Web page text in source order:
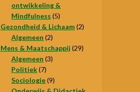
ontwikkeling &
Mindfulness 55
producten
Gezondheid & Lichaam 22
Algemeen 22
producten
Mens & Maatschappij 2929
Algemeen 33
Politiek 77
producten
Sociologie 99
producten